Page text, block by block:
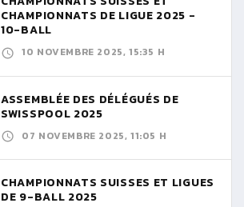
CHAMPIONNATS DE LIGUE 2025 -
10-BALL
10 NOVEMBRE 2025, 15:35 H
ASSEMBLÉE DES DÉLÉGUÉS DE
SWISSPOOL 2025
07 NOVEMBRE 2025, 11:05 H
CHAMPIONNATS SUISSES ET LIGUES
DE 9-BALL 2025